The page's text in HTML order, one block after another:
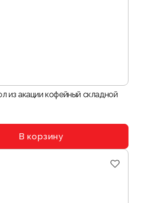
из акации кофейный складной
В корзину